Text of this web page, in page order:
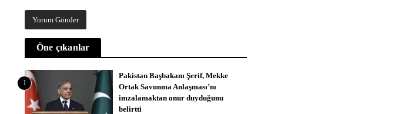
Öne çıkanlar
1
Pakistan Başbakanı Şerif, Mekke
Ortak Savunma Anlaşması’nı
imzalamaktan onur duyduğunu
belirtti